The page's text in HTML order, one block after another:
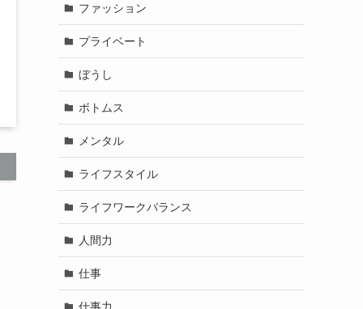
ファッション
プライベート
ぼうし
ボトムス
メンタル
ライフスタイル
ライフワークバランス
人間力
仕事
仕事力